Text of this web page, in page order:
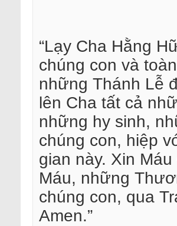
“Lạy Cha Hằng
chúng con và
những Thánh Lễ
lên Cha tất cả
những hy sinh,
chúng con, hiệp
gian này. Xin
Máu, những
chúng con, qua
Amen.”